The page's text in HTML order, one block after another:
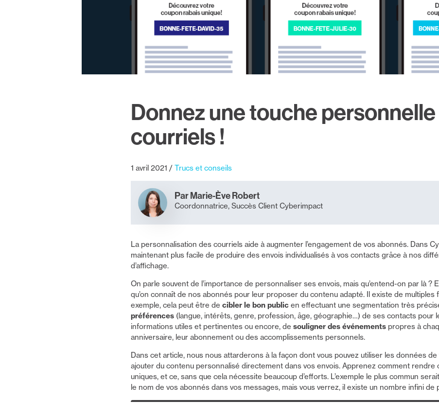
Donnez une touche personnelle
courriels !
1 avril 2021 Trucs et conseils
Par Marie-Ève Robert
Coordonnatrice, Succès Client Cyberimpact
La personnalisation des courriels aide à augmenter l’engagement de vos abonnés. Dans
maintenant plus facile de produire des envois individualisés à vos contacts grâce à nos
d’affichage.
On parle souvent de l’importance de personnaliser ses envois, mais qu’entend-on par là ?
qu’on connaît de nos abonnés pour leur proposer du contenu adapté. Il existe de multiples
exemple, cela peut être de cibler le bon publicen effectuant une segmentation très
préférences(langue, intérêts, genre, profession, âge, géographie…) de ses contacts pour
informations utiles et pertinentes ou encore, de souligner des événementspropres à
anniversaire, leur abonnement ou des accomplissements personnels.
Dans cet article, nous nous attarderons à la façon dont vous pouvez utiliser les données
ajouter du contenu personnalisé directement dans vos envois. Apprenez comment rendre
uniques, et ce, sans que cela nécessite beaucoup d’efforts. L’exemple le plus commun
le nom de vos abonnés dans vos messages, mais vous verrez, il existe un nombre infini de